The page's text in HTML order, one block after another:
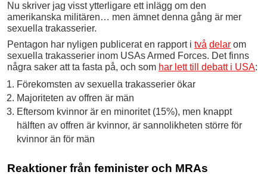
Nu skriver jag visst ytterligare ett inlägg om den
amerikanska militären… men ämnet denna gång är mer
sexuella trakasserier.
Pentagon har nyligen publicerat en rapport i två delar om
sexuella trakasserier inom USAs Armed Forces. Det finns
några saker att ta fasta på, och som har lett till debatt i USA:
Förekomsten av sexuella trakasserier ökar
Majoriteten av offren är män
Eftersom kvinnor är en minoritet (15%), men knappt
hälften av offren är kvinnor, är sannolikheten större för
kvinnor än för män
Reaktioner från feminister och MRAs